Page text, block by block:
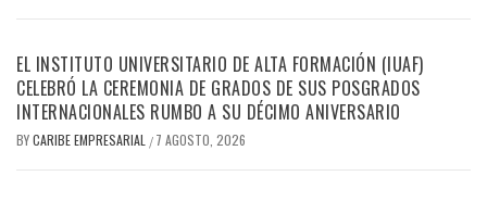
EL INSTITUTO UNIVERSITARIO DE ALTA FORMACIÓN (IUAF)
CELEBRÓ LA CEREMONIA DE GRADOS DE SUS POSGRADOS
INTERNACIONALES RUMBO A SU DÉCIMO ANIVERSARIO
BYCARIBE EMPRESARIAL / 7 AGOSTO, 2026